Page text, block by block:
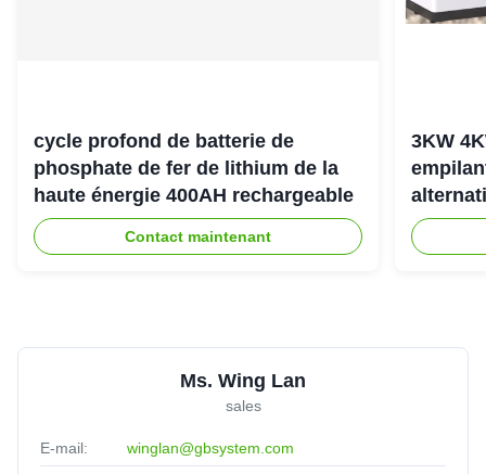
cycle profond de batterie de
phosphate de fer de lithium de la
haute énergie 400AH rechargeable
Contact maintenant
3KW
Ms. Wing Lan
sales
E-mail: winglan@gbsystem.com